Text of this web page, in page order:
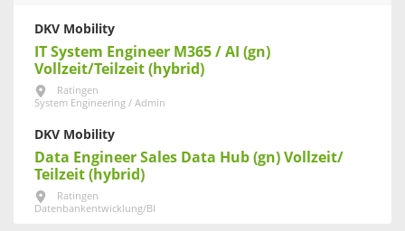
DKV Mobility
IT System Engineer M365 / AI (gn)
Vollzeit/Teilzeit (hybrid)
Ratingen
System Engineering / Admin
DKV Mobility
Data Engineer Sales Data Hub (gn) Vollzeit/
Teilzeit (hybrid)
Ratingen
Datenbankentwicklung/BI